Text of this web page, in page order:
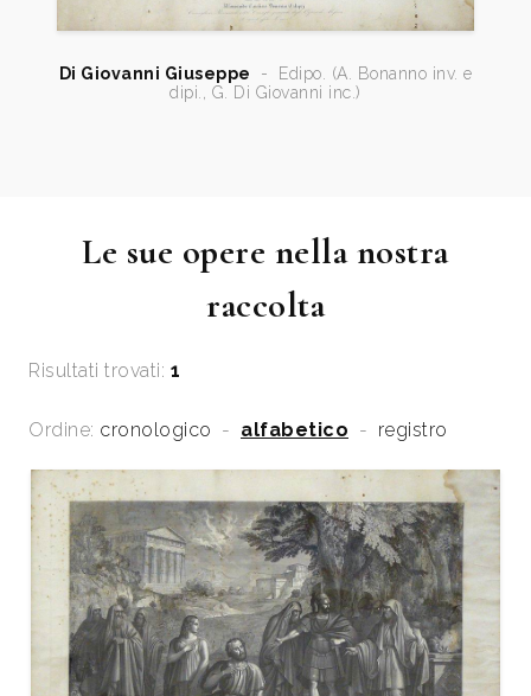
Di Giovanni Giuseppe -
Edipo. (A. Bonanno inv. e
dipi., G. Di Giovanni inc.)
Le sue opere nella nostra
raccolta
Risultati trovati: 1
Ordine: cronologico - alfabetico - registro